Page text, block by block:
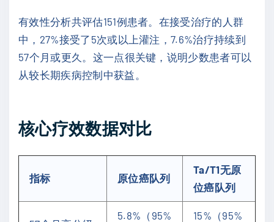
有效性分析共评估151例患者。在接受治疗的人群
中，27%接受了5次或以上灌注，7.6%治疗持续到
57个月或更久。这一点很关键，说明少数患者可以
从较长期疾病控制中获益。
核心疗效数据对比
指标 原位癌队列
Ta/T1无原
位癌队列
5.8%（95% 15%（95%